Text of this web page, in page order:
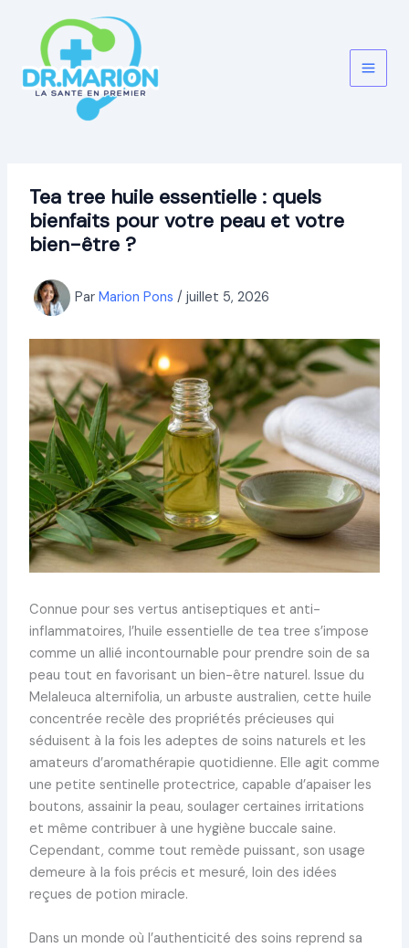
contenu
Tea tree huile essentielle : quels
bienfaits pour votre peau et votre
bien-être ?
Par Marion Pons / juillet 5, 2026
Connue pour ses vertus antiseptiques et anti-
inflammatoires, l’huile essentielle de tea tree s’impose
comme un allié incontournable pour prendre soin de sa
peau tout en favorisant un bien-être naturel. Issue du
Melaleuca alternifolia, un arbuste australien, cette huile
concentrée recèle des propriétés précieuses qui
séduisent à la fois les adeptes de soins naturels et les
amateurs d’aromathérapie quotidienne. Elle agit comme
une petite sentinelle protectrice, capable d’apaiser les
boutons, assainir la peau, soulager certaines irritations
et même contribuer à une hygiène buccale saine.
Cependant, comme tout remède puissant, son usage
demeure à la fois précis et mesuré, loin des idées
reçues de potion miracle.
Dans un monde où l’authenticité des soins reprend sa